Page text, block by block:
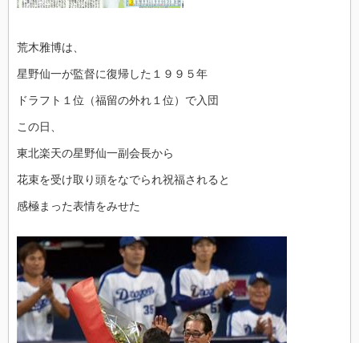
荒木雅博は、
星野仙一が監督に復帰した１９９５年
ドラフト１位（福留の外れ１位）で入団
この日、
東北楽天の星野仙一副会長から
花束を受け取り頭をなでられ祝福されると
感極まった表情をみせた